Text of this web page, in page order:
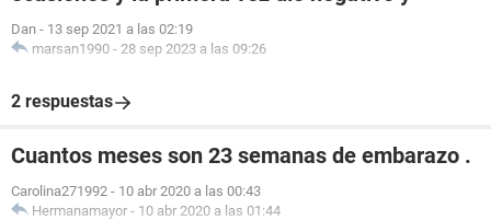
Dan - 13 sep 2021 a las 02:19
marsan1990 - 28 sep 2023 a las 09:26
2 respuestas
Cuantos meses son 23 semanas de embarazo .
Carolina271992 - 10 abr 2020 a las 00:43
Hermanamayor - 10 abr 2020 a las 01:44